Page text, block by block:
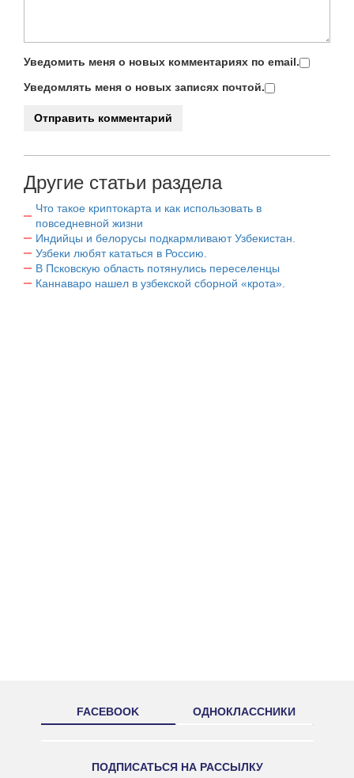
Уведомить меня о новых комментариях по email.
Уведомлять меня о новых записях почтой.
Другие статьи раздела
Что такое криптокарта и как использовать в
повседневной жизни
Индийцы и белорусы подкармливают Узбекистан.
Узбеки любят кататься в Россию.
В Псковскую область потянулись переселенцы
Каннаваро нашел в узбекской сборной «крота».
FACEBOOK ОДНОКЛАССНИКИ
ПОДПИСАТЬСЯ НА РАССЫЛКУ